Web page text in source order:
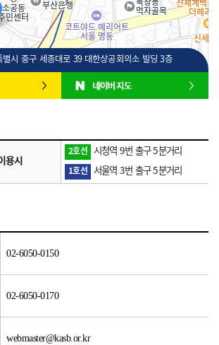
100m
별시 중구 세종대로 39 대한상공회의소 빌딩 3층
용시
2호선 시청역 9번 출구 5분거리
1호선 서울역 3번 출구 5분거리
02-6050-0150
02-6050-0170
webmaster@kasb.or.kr